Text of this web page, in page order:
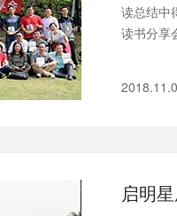
读总结中
读书分享
启明